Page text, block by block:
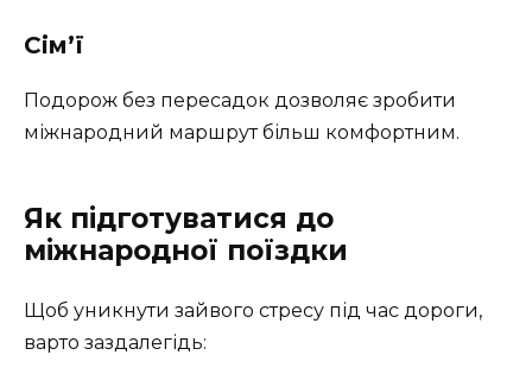
Сім’ї
Подорож без пересадок дозволяє зробити
міжнародний маршрут більш комфортним.
Як підготуватися до
міжнародної поїздки
Щоб уникнути зайвого стресу під час дороги,
варто заздалегідь: